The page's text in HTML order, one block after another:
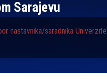
Sarajevu
nastavnika/saradnika